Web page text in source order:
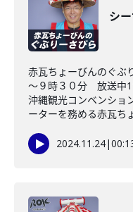
シ
赤瓦ちょーびんのぐ
～９時３０分 放送中
沖縄観光コンベンショ
ーターを務める赤瓦ち
2024.11.24|